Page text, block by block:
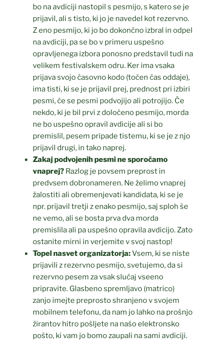
bo na avdiciji nastopil s pesmijo, s katero se je
prijavil, ali s tisto, ki jo je navedel kot rezervno.
Z eno pesmijo, ki jo bo dokončno izbral in odpel
na avdiciji, pa se bo v primeru uspešno
opravljenega izbora ponosno predstavil tudi na
velikem festivalskem odru. Ker ima vsaka
prijava svojo časovno kodo (točen čas oddaje),
ima tisti, ki se je prijavil prej, prednost pri izbiri
pesmi, če se pesmi podvojijo ali potrojijo. Če
nekdo, ki je bil prvi z določeno pesmijo, morda
ne bo uspešno opravil avdicije ali si bo
premislil, pesem pripade tistemu, ki se je z njo
prijavil drugi, in tako naprej.
Zakaj podvojenih pesmi ne sporočamo
vnaprej? Razlog je povsem preprost in
predvsem dobronameren. Ne želimo vnaprej
žalostiti ali obremenjevati kandidata, ki se je
npr. prijavil tretji z enako pesmijo, saj sploh še
ne vemo, ali se bosta prva dva morda
premislila ali pa uspešno opravila avdicijo. Zato
ostanite mirni in verjemite v svoj nastop!
Topel nasvet organizatorja:Vsem, ki se niste
prijavili z rezervno pesmijo, svetujemo, da si
rezervno pesem za vsak slučaj vseeno
pripravite. Glasbeno spremljavo (matrico)
zanjo imejte preprosto shranjeno v svojem
mobilnem telefonu, da nam jo lahko na prošnjo
žirantov hitro pošljete na našo elektronsko
pošto, ki vam jo bomo zaupali na sami avdiciji.